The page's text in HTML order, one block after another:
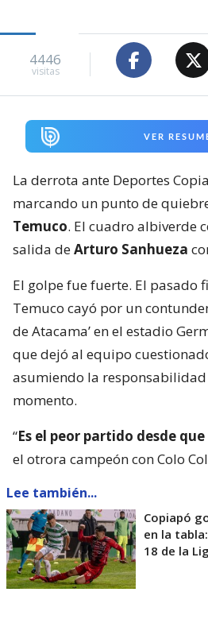
4446
visitas
VER
La derrota ante Deportes
marcando un punto de
Temuco. El cuadro albiverde
salida deArturo Sanhueza
El golpe fue fuerte. El pasado
Temuco cayó por un
de Atacama’ en el estadio
que dejó al equipo
asumiendo la
momento.
“Es el peor partido desde
el otrora campeón con Colo
Lee también...
Copiapó
en la
18 de la